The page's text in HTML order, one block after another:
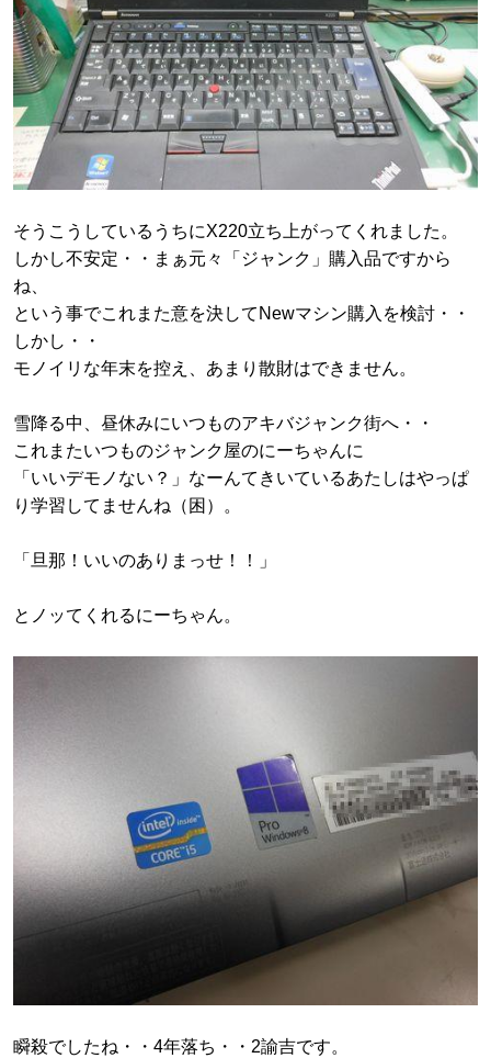
そうこうしているうちにX220立ち上がってくれました。
しかし不安定・・まぁ元々「ジャンク」購入品ですから
ね、
という事でこれまた意を決してNewマシン購入を検討・・
しかし・・
モノイリな年末を控え、あまり散財はできません。
雪降る中、昼休みにいつものアキバジャンク街へ・・
これまたいつものジャンク屋のにーちゃんに
「いいデモノない？」なーんてきいているあたしはやっぱ
り学習してませんね（困）。
「旦那！いいのありまっせ！！」
とノッてくれるにーちゃん。
瞬殺でしたね・・4年落ち・・2諭吉です。